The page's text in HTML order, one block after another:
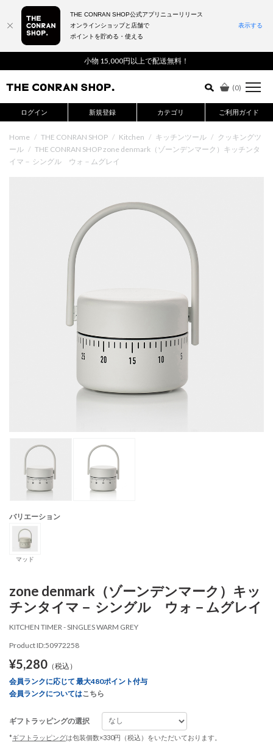
小物 15,000円以上で配送無料！
(0)
ログイン 新規登録 カテゴリ ご利用ガイド
詳細検索はこちら
Home / THE CONRAN SHOP / Kitchen / キッチンツール / クッキングツ
ール / THE CONRAN SHOP zone denmark（ゾーンデンマーク）キッチンタ
イマ－ シングル ウォ－ムグレイ
バリエーション
マッド
zone denmark（ゾーンデンマーク）キッ
チンタイマ－ シングル ウォ－ムグレイ
KITCHEN TIMER - SINGLES WARM GREY
Product ID:50972258
¥5,280 （税込）
会員ランクに応じて 最大480ポイント付与
会員ランクについてはこちら
ギフトラッピングの選択
*ギフトラッピングは包装個数×330円（税込）をいただいております。
THE CONRAN SHOP公式アプリニューリリース
オンラインショップと店舗で
ポイントを貯める・使える
表示する